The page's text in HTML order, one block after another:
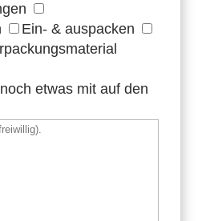
Ein- & auspacken
etwas mit auf den